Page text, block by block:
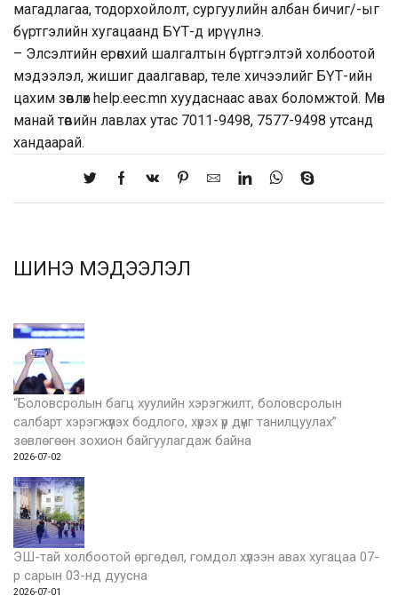
магадлагаа, тодорхойлолт, сургуулийн албан бичиг/-ыг
бүртгэлийн хугацаанд БҮТ-д ирүүлнэ.
– Элсэлтийн ерөнхий шалгалтын бүртгэлтэй холбоотой
мэдээлэл, жишиг даалгавар, теле хичээлийг БҮТ-ийн
цахим зөвлөх help.eec.mn хуудаснаас авах боломжтой. Мөн
манай төвийн лавлах утас 7011-9498, 7577-9498 утсанд
хандаарай.
ШИНЭ МЭДЭЭЛЭЛ
“Боловсролын багц хуулийн хэрэгжилт, боловсролын
салбарт хэрэгжүүлэх бодлого, хүрэх үр дүнг танилцуулах”
зөвлөгөөн зохион байгуулагдаж байна
2026-07-02
ЭШ-тай холбоотой өргөдөл, гомдол хүлээн авах хугацаа 07-
р сарын 03-нд дуусна
2026-07-01